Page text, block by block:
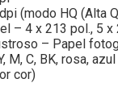
(modo HQ (Alta
– 4 x 213 pol., 5
– Papel
M, C, BK, rosa,
cor)